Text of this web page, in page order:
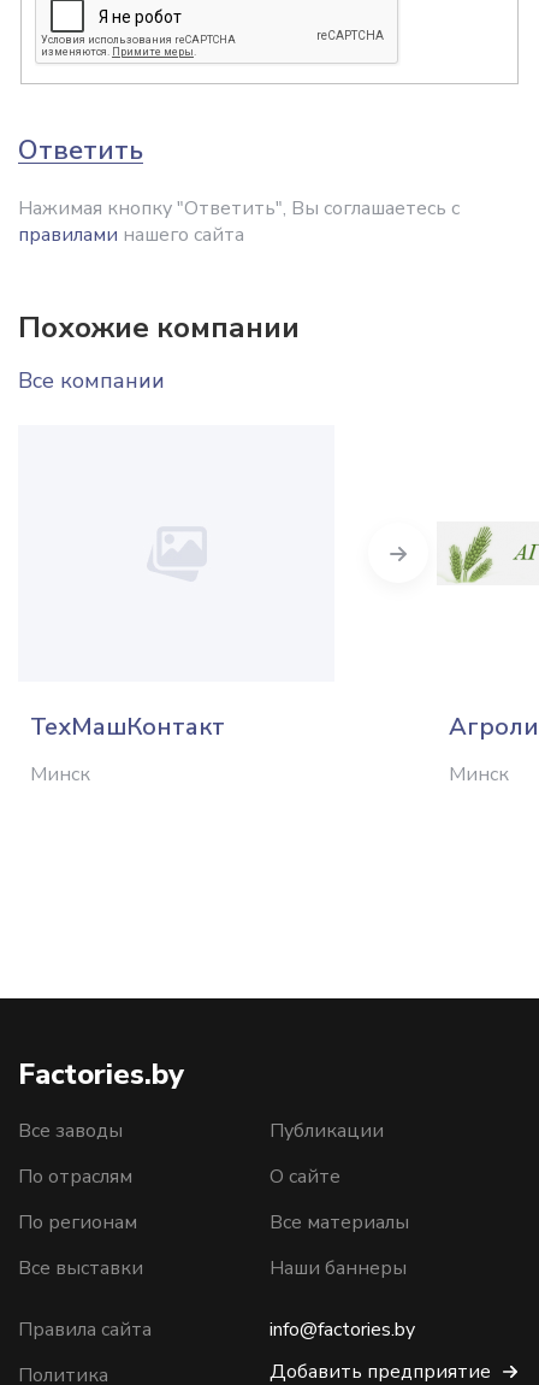
Ответить
Нажимая кнопку "Ответить", Вы соглашаетесь с
правилами нашего сайта
Похожие компании
Все компании
ТехМашКонтакт
Минск Минск
Next
Factories.by
Все заводы
По отраслям
По регионам
Все выставки
Публикации
О сайте
Все материалы
Наши баннеры
Правила сайта
Политика
info@factories.by
Добавить предприятие